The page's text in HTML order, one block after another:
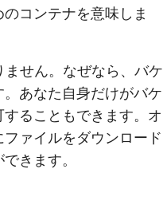
コンテナを意味しま
せん。なぜなら、バケ
あなた自身だけがバケ
ることもできます。オ
ァイルをダウンロード
きます。